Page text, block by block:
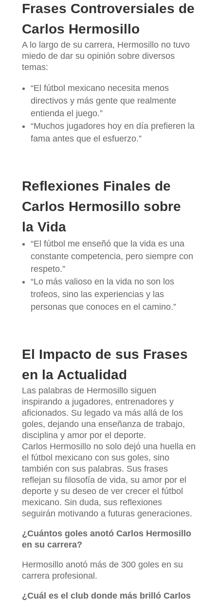
Frases Controversiales de
Carlos Hermosillo
A lo largo de su carrera, Hermosillo no tuvo
miedo de dar su opinión sobre diversos
temas:
“El fútbol mexicano necesita menos
directivos y más gente que realmente
entienda el juego.”
“Muchos jugadores hoy en día prefieren la
fama antes que el esfuerzo.”
Reflexiones Finales de
Carlos Hermosillo sobre
la Vida
“El fútbol me enseñó que la vida es una
constante competencia, pero siempre con
respeto.”
“Lo más valioso en la vida no son los
trofeos, sino las experiencias y las
personas que conoces en el camino.”
El Impacto de sus Frases
en la Actualidad
Las palabras de Hermosillo siguen
inspirando a jugadores, entrenadores y
aficionados. Su legado va más allá de los
goles, dejando una enseñanza de trabajo,
disciplina y amor por el deporte.
Carlos Hermosillo no solo dejó una huella en
el fútbol mexicano con sus goles, sino
también con sus palabras. Sus frases
reflejan su filosofía de vida, su amor por el
deporte y su deseo de ver crecer el fútbol
mexicano. Sin duda, sus reflexiones
seguirán motivando a futuras generaciones.
¿Cuántos goles anotó Carlos Hermosillo
en su carrera?
Hermosillo anotó más de 300 goles en su
carrera profesional.
¿Cuál es el club donde más brilló Carlos